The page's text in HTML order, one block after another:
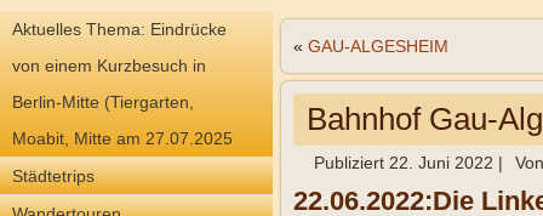
Aktuelles Thema: Eindrücke
von einem Kurzbesuch in
Berlin-Mitte (Tiergarten,
Moabit, Mitte am 27.07.2025
Städtetrips
« GAU-ALGESHEIM
Bahnhof Gau-
Publiziert 22. Juni 2022 | Von
22.06.2022:Die